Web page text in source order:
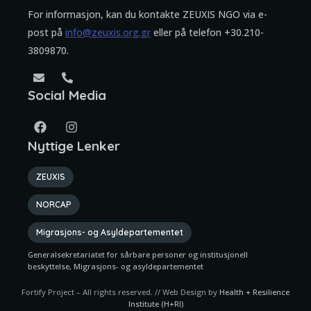
For informasjon, kan du kontakte ZEUXIS NGO via e-
post på info@zeuxis.org.gr eller på telefon +30.210-
3809870.
Social Media
Nyttige Lenker
ZEUXIS
NORCAP
Migrasjons- og Asyldepartementet
Generalsekretariatet for sårbare personer og institusjonell
beskyttelse, Migrasjons- og asyldepartementet
Fortify Project – All rights reserved. // Web Design by Health + Resilience
Institute (H+RI)